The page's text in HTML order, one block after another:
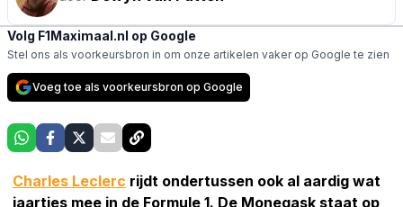
Volg F1Maximaal.nl op Google
Stel ons als voorkeursbron in om onze artikelen vaker op Google te zien
Voeg toe als voorkeursbron op Google
Charles Leclerc rijdt ondertussen ook al aardig wat
jaartjes mee in de Formule 1. De Monegask staat op